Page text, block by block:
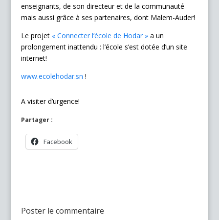
enseignants, de son directeur et de la communauté
mais aussi grâce à ses partenaires, dont Malem-Auder!
Le projet « Connecter l’école de Hodar »a un
prolongement inattendu : l’école s’est dotée d’un site
internet!
www.ecolehodar.sn !
A visiter d’urgence!
Partager :
Facebook
Poster le commentaire